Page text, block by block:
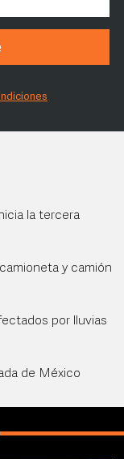
la tercera
y camión
por lluvias
de México